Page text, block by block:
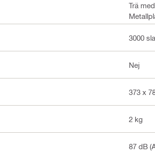
Trä
3000
Nej
373 x
2 kg
87 dB